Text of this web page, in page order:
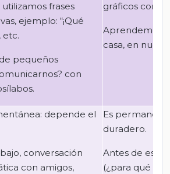
frases
ejemplo: “¡Qué
etc.
pequeños
con
gráficos como
Aprendemos
casa, en
depende el
conversación
con amigos,
Es
duradero.
Antes de
(¿para qué me